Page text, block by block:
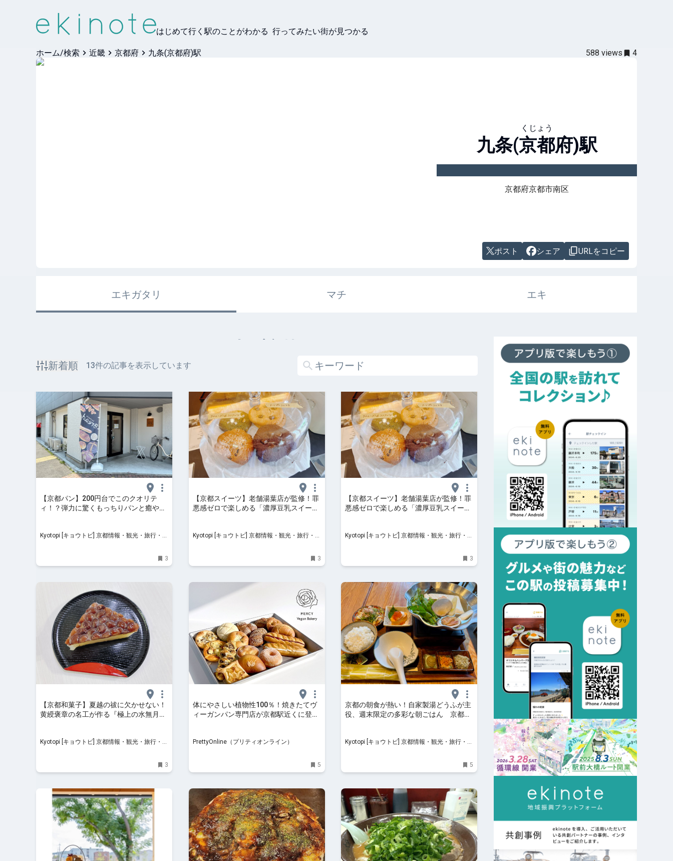
はじめて行く駅のことがわかる 行ってみたい街が見つかる
ホーム/検索 近畿 京都府 九条(京都府)駅 588 views 4
くじょう
九条(京都府)駅
京都府京都市南区
ポスト シェア URLをコピー
エキガタリ マチ エキ
エキガタリ
新着順 13件の記事を表示しています
【京都パン】200円台でこのクオリテ
ィ！？弾力に驚くもっちりパンと癒やし
Kyotopi [キョウトピ] 京都情報・観光・旅行・グ
3
【京都スイーツ】老舗湯葉店が監修！罪
悪感ゼロで楽しめる「濃厚豆乳スイー
Kyotopi [キョウトピ] 京都情報・観光・旅行・グ
3
【京都スイーツ】老舗湯葉店が監修！罪
悪感ゼロで楽しめる「濃厚豆乳スイー
Kyotopi [キョウトピ] 京都情報・観光・旅行・グ
3
【京都和菓子】夏越の祓に欠かせない！
黄綬褒章の名工が作る『極上の水無月』
Kyotopi [キョウトピ] 京都情報・観光・旅行・グ
3
体にやさしい植物性100％！焼きたてヴ
ィーガンパン専門店が京都駅近くに登場
PrettyOnline（プリティオンライン）
5
京都の朝食が熱い！自家製湯どうふが主
役、週末限定の多彩な朝ごはん 京都駅
Kyotopi [キョウトピ] 京都情報・観光・旅行・グ
5